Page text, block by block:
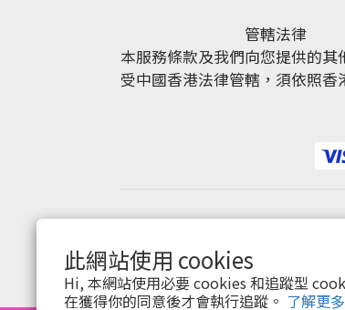
此網站使用 cookies
Hi, 本網站使用必要 cookies 和追蹤型
在獲得你的同意後才會執行追蹤。 了解更多
管轄法律
本服務條款及我們向您提供的其
受中國香港法律管轄，須依照香